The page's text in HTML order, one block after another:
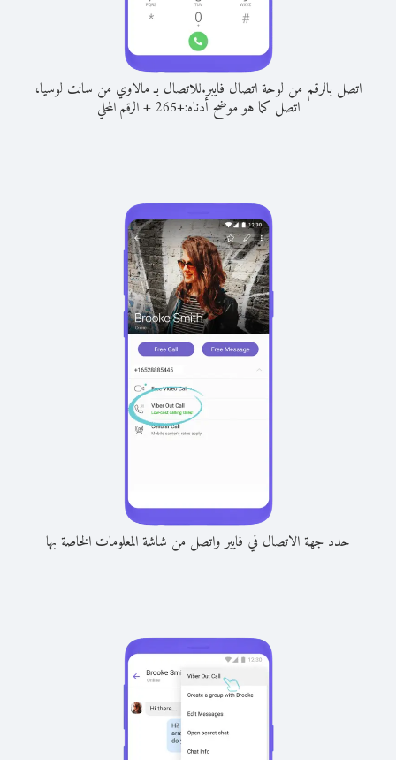
اتصل بالرقم من لوحة اتصال فايبر.للاتصال بـ مالاوي من سانت لوسيا،
اتصل كما هو موضح أدناه:+
265
+الرقم المحلي
حدد جهة الاتصال في فايبر واتصل من شاشة المعلومات الخاصة بها